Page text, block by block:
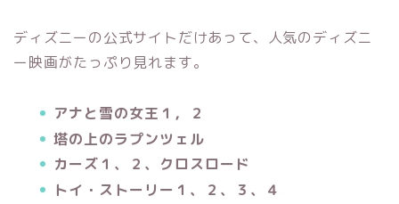
ディズニーの公式サイトだけあって、人気のディズニ
ー映画がたっぷり見れます。
アナと雪の女王１，２
塔の上のラプンツェル
カーズ１、２、クロスロード
トイ・ストーリー１、２、３、４